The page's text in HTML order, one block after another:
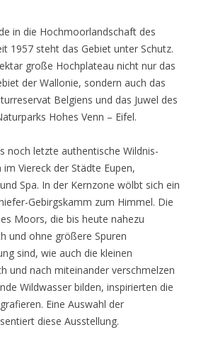
in die Hochmoorlandschaft des
1957 steht das Gebiet unter Schutz.
große Hochplateau nicht nur das
der Wallonie, sondern auch das
Belgiens und das Juwel des
Hohes Venn – Eifel.
noch letzte authentische Wildnis-
Viereck der Städte Eupen,
Spa. In der Kernzone wölbt sich ein
Gebirgskamm zum Himmel. Die
Moors, die bis heute nahezu
und ohne größere Spuren
sind, wie auch die kleinen
und nach miteinander verschmelzen
Wildwasser bilden, inspirierten die
Eine Auswahl der
diese Ausstellung.